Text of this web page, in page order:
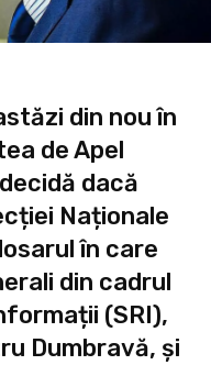
din nou în
de Apel
dacă
Naționale
în care
din cadrul
(SRI),
Dumbravă, și